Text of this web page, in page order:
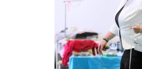
NAŠI PSI / OUR DOGS
ODCHOVY / LITTERS